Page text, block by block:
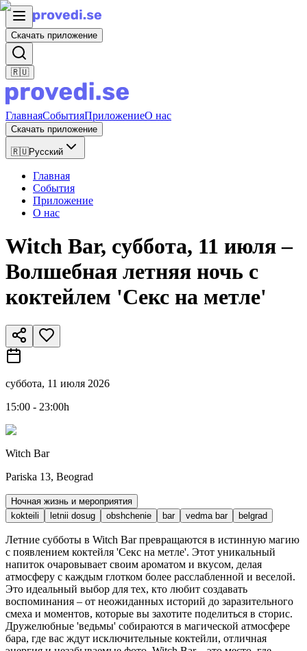
Скачать приложение
🇷🇺
ГлавнаяСобытияПриложениеО нас
Скачать приложение
🇷🇺Русский
Главная
События
Приложение
О нас
Witch Bar, суббота, 11 июля –
Волшебная летняя ночь с
коктейлем 'Секс на метле'
суббота, 11 июля 2026
15:00 - 23:00h
Witch Bar
Pariska 13, Beograd
Ночная жизнь и мероприятия
kokteili
letnii dosug obshchenie bar vedma bar belgrad
Летние субботы в Witch Bar превращаются в истинную магию
с появлением коктейля 'Секс на метле'. Этот уникальный
напиток очаровывает своим ароматом и вкусом, делая
атмосферу с каждым глотком более расслабленной и веселой.
Это идеальный выбор для тех, кто любит создавать
воспоминания – от неожиданных историй до заразительного
смеха и моментов, которые вы захотите поделиться в сторис.
Дружелюбные 'ведьмы' собираются в магической атмосфере
бара, где вас ждут исключительные коктейли, отличная